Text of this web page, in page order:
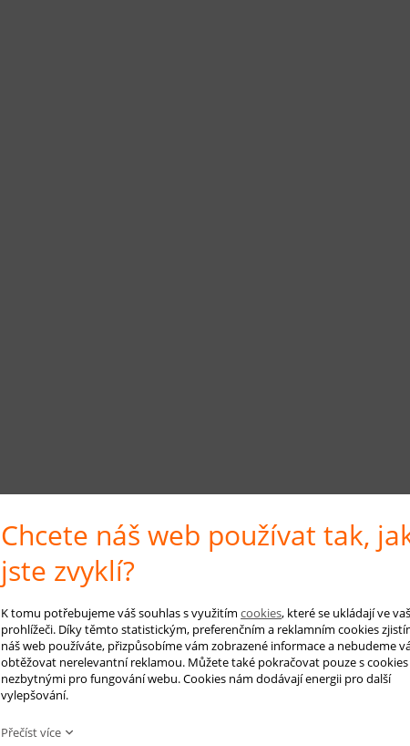
Chcete náš web používat tak,
jste zvyklí?
K tomu potřebujeme váš souhlas s využitím cookies, které se ukládají ve
prohlížeči. Díky těmto statistickým, preferenčním a reklamním cookies
náš web používáte, přizpůsobíme vám zobrazené informace a nebudeme
obtěžovat nerelevantní reklamou. Můžete také pokračovat pouze s cookies
nezbytnými pro fungování webu. Cookies nám dodávají energii pro další
vylepšování.
Přečíst více